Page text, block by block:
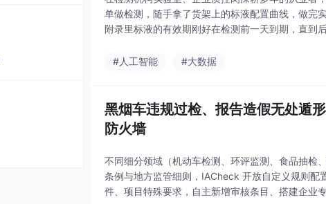
单做检测，随手拿了货架上的标液配置曲线，做完
附录里标液的有效期刚好在检测前一天到期，直到
影响；
#人工智能 #大数据
黑烟车违规过检、报告造假无处遁
防火墙
不同细分领域（机动车检测、环评监测、食品抽检
条例与地方监管细则，IACheck 开放自定义规则配
件、项目特殊要求，自主新增审核条目、搭建企业